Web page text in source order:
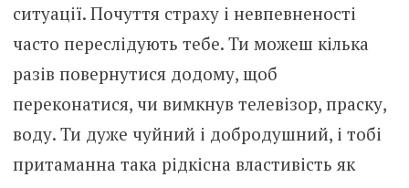
ситуації. Почуття страху і невпевненості
часто переслідують тебе. Ти можеш кілька
разів повернутися додому, щоб
переконатися, чи вимкнув телевізор, праску,
воду. Ти дуже чуйний і добродушний, і тобі
притаманна така рідкісна властивість як